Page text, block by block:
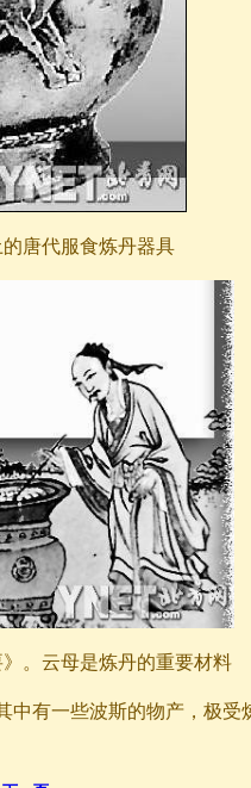
唐代服食炼丹器具
。云母是炼丹的重要材料
中有一些波斯的物产，极受